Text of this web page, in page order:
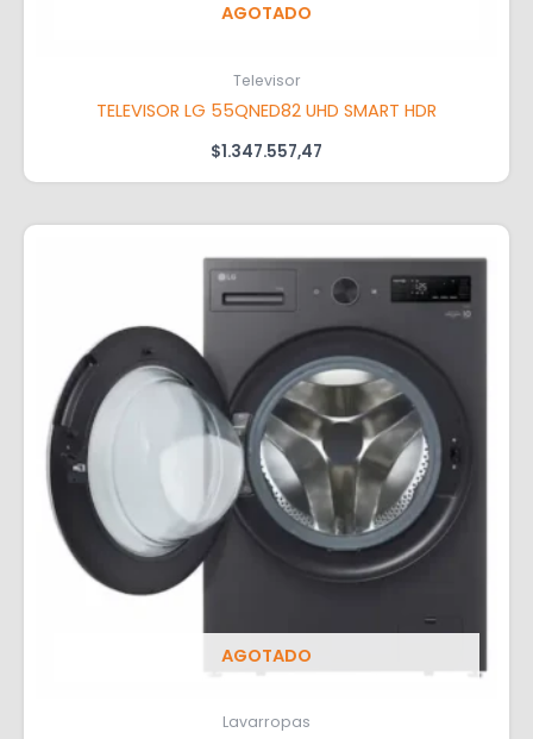
AGOTADO
Televisor
TELEVISOR LG 55QNED82 UHD SMART HDR
$1.347.557,47
AGOTADO
Lavarropas